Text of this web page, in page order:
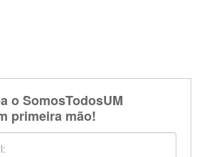
o SomosTodosUM
primeira mão!